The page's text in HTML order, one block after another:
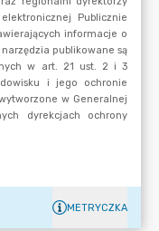
METRYCZKA